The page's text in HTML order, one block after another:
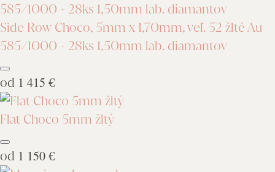
Side Row Choco, 5mm x 1,70mm, veľ. 52 žlté Au
585/1000 + 28ks 1,50mm lab. diamantov
od 1 415 €
Flat Choco 5mm žltý
od 1 150 €